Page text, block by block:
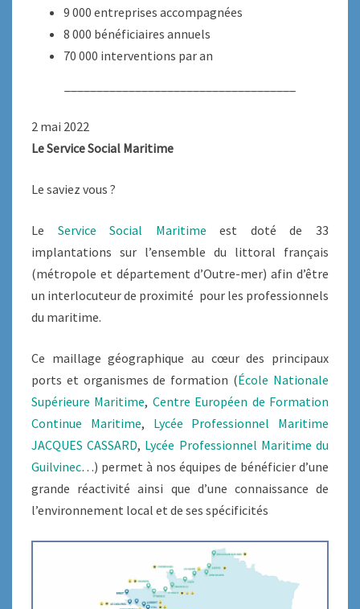
9 000 entreprises accompagnées
8 000 bénéficiaires annuels
70 000 interventions par an
2 mai 2022
Le Service Social Maritime
Le saviez vous ?
Le Service Social Maritime est doté de 33
implantations sur l’ensemble du littoral français
(métropole et département d’Outre-mer) afin d’être
un interlocuteur de proximité pour les professionnels
du maritime.
Ce maillage géographique au cœur des principaux
ports et organismes de formation (École Nationale
Supérieure Maritime, Centre Européen de Formation
Continue Maritime, Lycée Professionnel Maritime
JACQUES CASSARD, Lycée Professionnel Maritime du
Guilvinec…) permet à nos équipes de bénéficier d’une
grande réactivité ainsi que d’une connaissance de
l’environnement local et de ses spécificités